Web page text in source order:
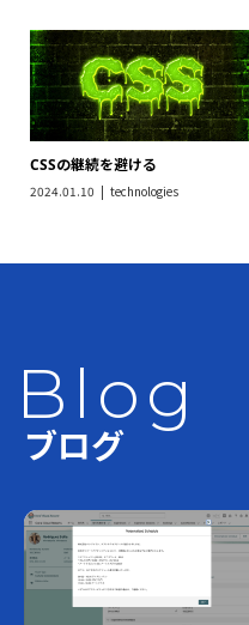
CSSの継続を避ける
2024.01.10 technologies
Blog
ブログ